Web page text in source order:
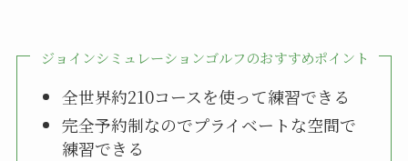
ジョインシミュレーションゴルフのおすすめポイント
全世界約210コースを使って練習できる
完全予約制なのでプライベートな空間で
練習できる